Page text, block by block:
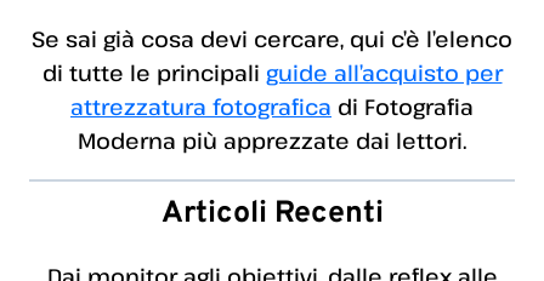
Se sai già cosa devi cercare, qui c’è l’elenco
di tutte le principali guide all’acquisto per
attrezzatura fotografica di Fotografia
Moderna più apprezzate dai lettori.
Articoli Recenti